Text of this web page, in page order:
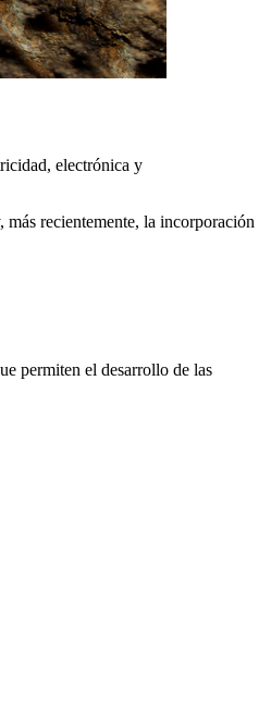
electrónica y
más recientemente, la incorporación
permiten el desarrollo de las